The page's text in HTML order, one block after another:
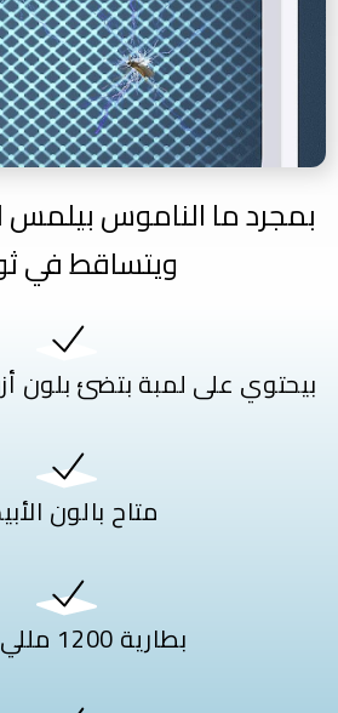
بمجرد ما الناموس
بيحتوي على لمبة بتضئ بلون
متاح بالون
بطارية 1200 مللي أمبير